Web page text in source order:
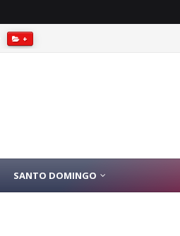
+
SANTO DOMINGO